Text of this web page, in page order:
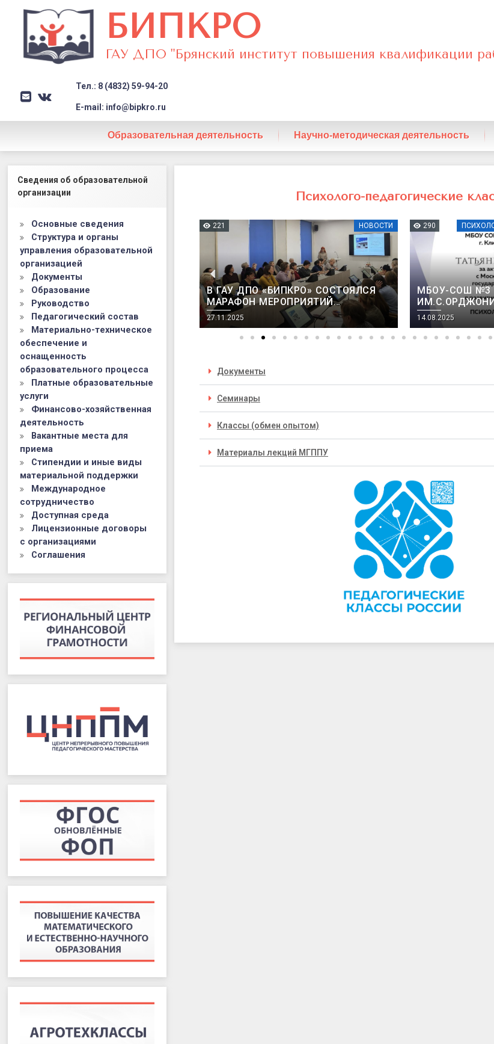
БИПКРО
ГАУ ДПО "Брянский институт повышения квалификации
E-mail
VK Заголовок сайта → второстепенный
Тел.: 8 (4832) 59-94-20
E-mail: info@bipkro.ru
Образовательная деятельность Научно-методическая деятельность
педагогические
классы
Психолого-педагогические
ПСИХОЛОГО-ПЕДАГОГИЧЕСКИЕ КЛАССЫ
МЕРОПРИЯТИЙ
ПСИХОЛОГО-
КЛАССОВ
221 НОВОСТИ
В ГАУ ДПО «БИПКРО» СОСТОЯЛСЯ
МАРАФОН МЕРОПРИЯТИЙ
ПРОФИЛЬНЫХ ПСИХОЛОГО-
ПЕДАГОГИЧЕСКИХ КЛАССОВ 27
НОЯБРЯ 2025 ГОДА
27.11.2025
290
МБОУ-СОШ №3
ФЛАГМАН
ОБЛАСТИ.
14.08.2025
Документы
Семинары
Классы (обмен опытом)
Материалы лекций МГППУ
Левый сайдбар
Сведения об образовательной
организации
Основные сведения
Структура и органы
управления образовательной
организацией
Документы
Образование
Руководство
Педагогический состав
Материально-техническое
обеспечение и
оснащенность
образовательного процесса
Платные образовательные
услуги
Финансово-хозяйственная
деятельность
Вакантные места для
приема
Стипендии и иные виды
материальной поддержки
Международное
сотрудничество
Доступная среда
Лицензионные договоры
с организациями
Соглашения